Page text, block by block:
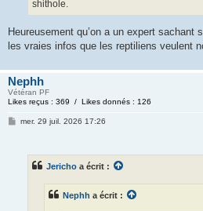
shithole.
Heureusement qu’on a un expert sachant
les vraies infos que les reptiliens veulent
Nephh
Vétéran PF
Likes reçus : 369 / Likes donnés : 126
mer. 29 juil. 2026 17:26
Jericho a écrit :
Nephh a écrit :